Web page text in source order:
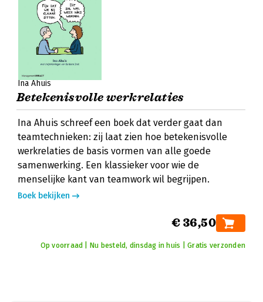
Ina Ahuis
Betekenisvolle werkrelaties
Ina Ahuis schreef een boek dat verder gaat dan
teamtechnieken: zij laat zien hoe betekenisvolle
werkrelaties de basis vormen van alle goede
samenwerking. Een klassieker voor wie de
menselijke kant van teamwork wil begrijpen.
Boek bekijken
€ 36,50
Op voorraad | Nu besteld, dinsdag in huis | Gratis verzonden